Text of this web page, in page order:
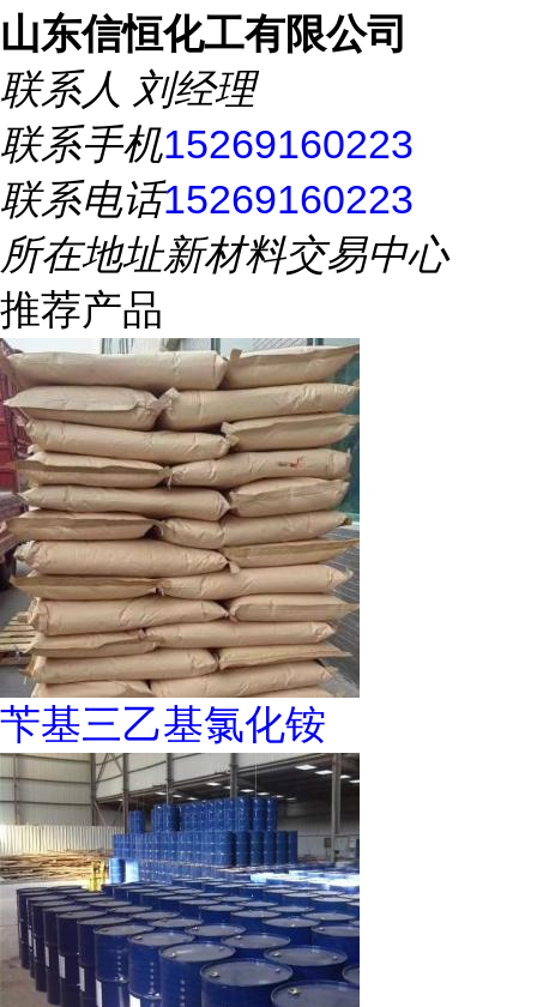
山东信恒化工有限公司
联系人 刘经理
联系手机15269160223
联系电话15269160223
所在地址新材料交易中心
推荐产品
苄基三乙基氯化铵